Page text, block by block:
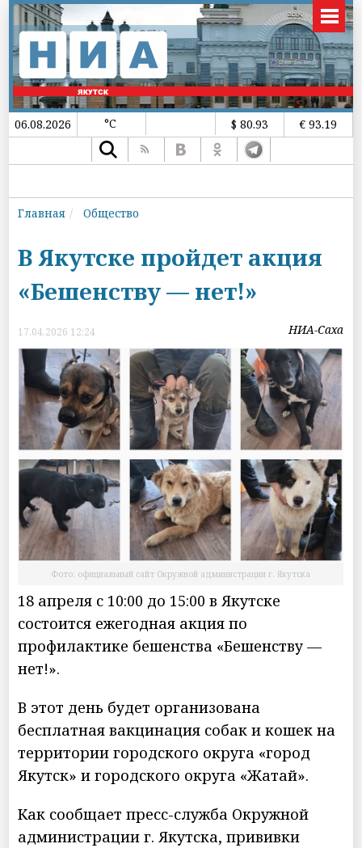
06.08.2026 °C $ 80.93 € 93.19
Главная Общество
В Якутске пройдет акция
«Бешенству — нет!»
17.04.2026 12:24 НИА-Саха
Фото: официальный сайт Окружной администрации г. Якутска
18 апреля с 10:00 до 15:00 в Якутске
состоится ежегодная акция по
профилактике бешенства «Бешенству —
нет!».
В этот день будет организована
бесплатная вакцинация собак и кошек на
территории городского округа «город
Якутск» и городского округа «Жатай».
Как сообщает пресс-служба Окружной
администрации г. Якутска, прививки